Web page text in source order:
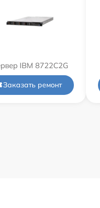
IBM 8722C2G
Заказать ремонт